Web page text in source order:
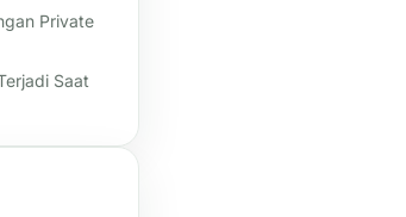
Private
Saat